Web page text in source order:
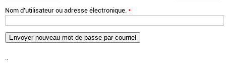
Nom d'utilisateur ou adresse électronique. *